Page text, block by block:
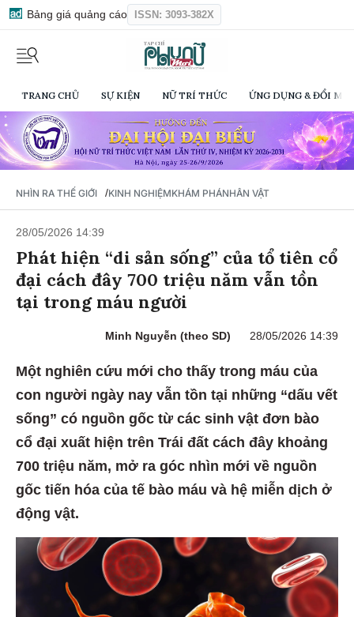
Bảng giá quảng cáo ISSN: 3093-382X
TRANG CHỦ SỰ KIỆN NỮ TRÍ THỨC ỨNG DỤNG & ĐỔI
NHÌN RA THẾ GIỚI /KINH NGHIỆMKHÁM PHÁNHÂN VẬT
28/05/2026 14:39
Phát hiện “di sản sống” của tổ tiên cổ
đại cách đây 700 triệu năm vẫn tồn
tại trong máu người
Minh Nguyễn (theo SD) 28/05/2026 14:39
Một nghiên cứu mới cho thấy trong máu của
con người ngày nay vẫn tồn tại những “dấu vết
sống” có nguồn gốc từ các sinh vật đơn bào
cổ đại xuất hiện trên Trái đất cách đây khoảng
700 triệu năm, mở ra góc nhìn mới về nguồn
gốc tiến hóa của tế bào máu và hệ miễn dịch ở
động vật.